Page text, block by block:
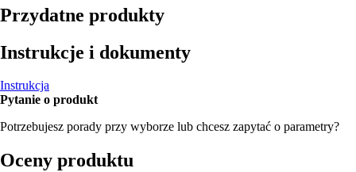
Przydatne produkty
Instrukcje i dokumenty
Instrukcja
Pytanie o produkt
Potrzebujesz porady przy wyborze lub chcesz zapytać o parametry?
Oceny produktu